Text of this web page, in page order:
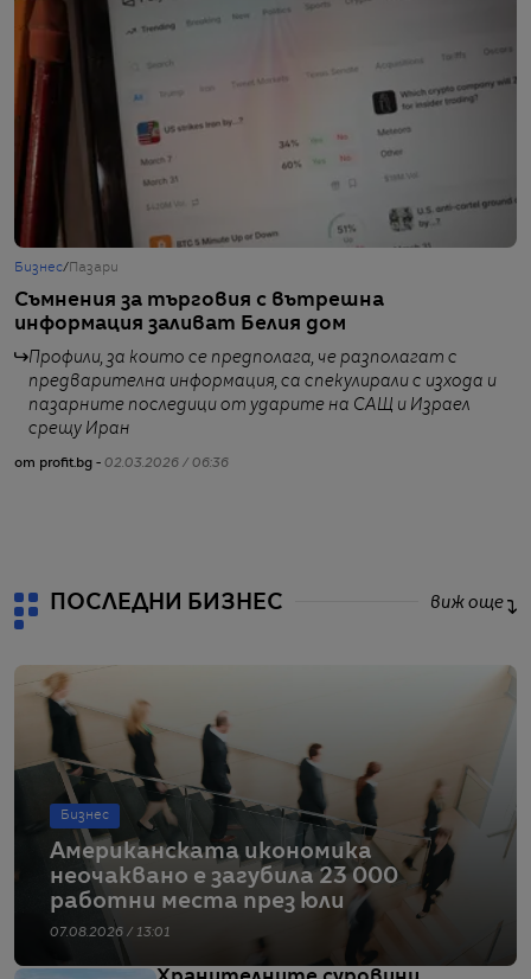
Бизнес/Пазари
Съмнения за търговия с вътрешна
информация заливат Белия дом
Профили, за които се предполага, че разполагат с
предварителна информация, са спекулирали с изхода и
пазарните последици от ударите на САЩ и Израел
срещу Иран
от profit.bg - 02.03.2026 / 06:36
ПОСЛЕДНИ БИЗНЕС виж още
Бизнес
Американската икономика
неочаквано е загубила 23 000
работни места през юли
07.08.2026 / 13:01